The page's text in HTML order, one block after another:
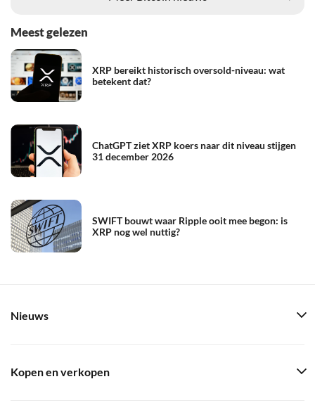
Meest gelezen
XRP bereikt historisch oversold-niveau: wat
betekent dat?
ChatGPT ziet XRP koers naar dit niveau stijgen
31 december 2026
SWIFT bouwt waar Ripple ooit mee begon: is
XRP nog wel nuttig?
Nieuws
Kopen en verkopen